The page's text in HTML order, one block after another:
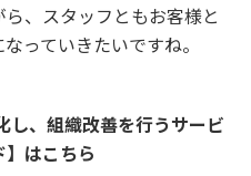
、スタッフともお客様と
っていきたいですね。
、組織改善を行うサービ
はこちら